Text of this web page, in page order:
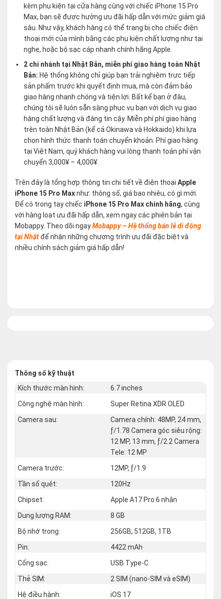
kèm phụ kiện tại cửa hàng cùng với chiếc iPhone 15 Pro
Max, bạn sẽ được hưởng ưu đãi hấp dẫn với mức giảm giá
sâu. Như vậy, khách hàng có thể trang bị cho chiếc điện
thoại mới của mình bằng các phụ kiện chất lượng như tai
nghe, hoặc bộ sạc cáp nhanh chính hãng Apple.
2 chi nhánh tại Nhật Bản, miễn phí giao hàng toàn Nhật
Bản: Hệ thống không chỉ giúp bạn trải nghiệm trực tiếp
sản phẩm trước khi quyết định mua, mà còn đảm bảo
giao hàng nhanh chóng và tiện lợi. Bất kể bạn ở đâu,
chúng tôi sẽ luôn sẵn sàng phục vụ bạn với dịch vụ giao
hàng chất lượng và đáng tin cậy. Miễn phí phí giao hàng
trên toàn Nhật Bản (kể cả Okinawa và Hokkaido) khi lựa
chọn hình thức thanh toán chuyển khoản. Phí giao hàng
tại Việt Nam, quý khách hàng vui lòng thanh toán phí vận
chuyển 3,000¥ – 4,000¥.
Trên đây là tổng hợp thông tin chi tiết về điện thoại Apple
iPhone 15 Pro Maxnhư: thông số, giá bao nhiêu, có gì mới.
Để có trong tay chiếc iPhone 15 Pro Max chính hãng, cùng
với hàng loạt ưu đãi hấp dẫn, xem ngay các phiên bản tại
Mobappy. Theo dõi ngayMobappy – Hệ thống bán lẻ di động
tại Nhậtđể nhận những chương trình ưu đãi đặc biệt và
nhiều chính sách giảm giá hấp dẫn!
Thông số kỹ thuật
Kích thước màn hình:
6.7 inches
Công nghệ màn hình:
Super Retina XDR OLED
Camera sau:
Camera chính: 48MP, 24 mm,
ƒ/1.78 Camera góc siêu rộng:
12 MP, 13 mm, ƒ/2.2 Camera
Tele: 12 MP
Camera trước:
12MP, ƒ/1.9
Tần số quét:
120Hz
Chipset:
Apple A17 Pro 6 nhân
Dung lượng RAM:
8 GB
Bộ nhớ trong:
256GB, 512GB, 1TB
Pin:
4422 mAh
Cổng sạc:
USB Type-C
Thẻ SIM:
2 SIM (nano‑SIM và eSIM)
Hệ điều hành:
iOS 17